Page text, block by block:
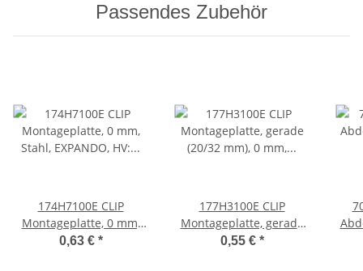
Passendes Zubehör
174H7100E CLIP
Montageplatte, 0 mm,
Stahl, EXPANDO, HV:
0,63 € *
177H3100E CLIP
Montageplatte, gerade
(20/32 mm), 0 mm, Stahl,
0,55 € *